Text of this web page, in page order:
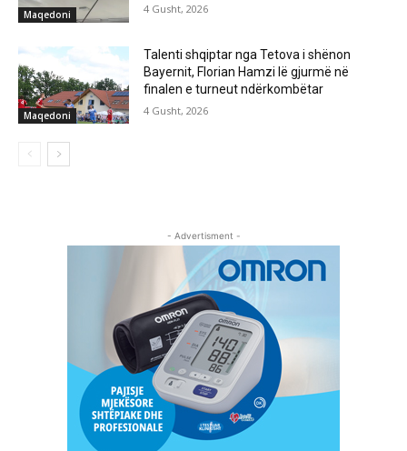
Maqedoni 4 Gusht, 2026
Maqedoni
Talenti shqiptar nga Tetova i shënon
Bayernit, Florian Hamzi lë gjurmë në
finalen e turneut ndërkombëtar
4 Gusht, 2026
- Advertisment -